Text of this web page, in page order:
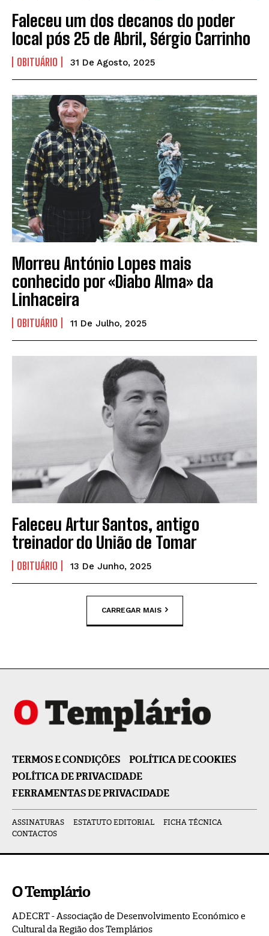
Faleceu um dos decanos do poder
local pós 25 de Abril, Sérgio Carrinho
OBITUÁRIO 31 De Agosto, 2025
Morreu António Lopes mais
conhecido por «Diabo Alma» da
Linhaceira
OBITUÁRIO 11 De Julho, 2025
Faleceu Artur Santos, antigo
treinador do União de Tomar
OBITUÁRIO 13 De Junho, 2025
CARREGAR MAIS
TERMOS E CONDIÇÕES
POLÍTICA DE COOKIES
POLÍTICA DE PRIVACIDADE
FERRAMENTAS DE PRIVACIDADE
ASSINATURAS ESTATUTO EDITORIAL
FICHA TÉCNICA
CONTACTOS
O Templário
ADECRT - Associação de Desenvolvimento Económico e
Cultural da Região dos Templários